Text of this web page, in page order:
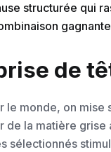
structurée qui
de
le monde, on
la matière
sélectionnés